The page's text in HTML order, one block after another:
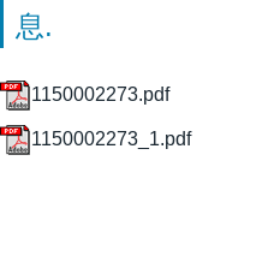
息.
1150002273.pdf
1150002273_1.pdf